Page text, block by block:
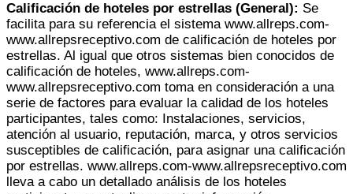
Calificación de hoteles por estrellas (General): Se
facilita para su referencia el sistema www.allreps.com-
www.allrepsreceptivo.com de calificación de hoteles por
estrellas. Al igual que otros sistemas bien conocidos de
calificación de hoteles, www.allreps.com-
www.allrepsreceptivo.com toma en consideración a una
serie de factores para evaluar la calidad de los hoteles
participantes, tales como: Instalaciones, servicios,
atención al usuario, reputación, marca, y otros servicios
susceptibles de calificación, para asignar una calificación
por estrellas. www.allreps.com-www.allrepsreceptivo.com
lleva a cabo un detallado análisis de los hoteles